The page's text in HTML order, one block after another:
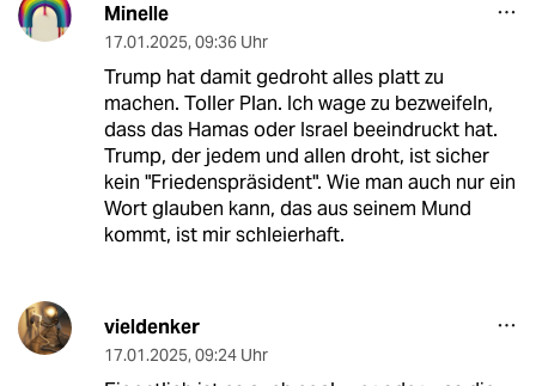
Minelle
17.01.2025, 09:36 Uhr
Trump hat damit gedroht alles platt zu
machen. Toller Plan. Ich wage zu bezweifeln,
dass das Hamas oder Israel beeindruckt hat.
Trump, der jedem und allen droht, ist sicher
kein "Friedenspräsident". Wie man auch nur ein
Wort glauben kann, das aus seinem Mund
kommt, ist mir schleierhaft.
vieldenker
17.01.2025, 09:24 Uhr